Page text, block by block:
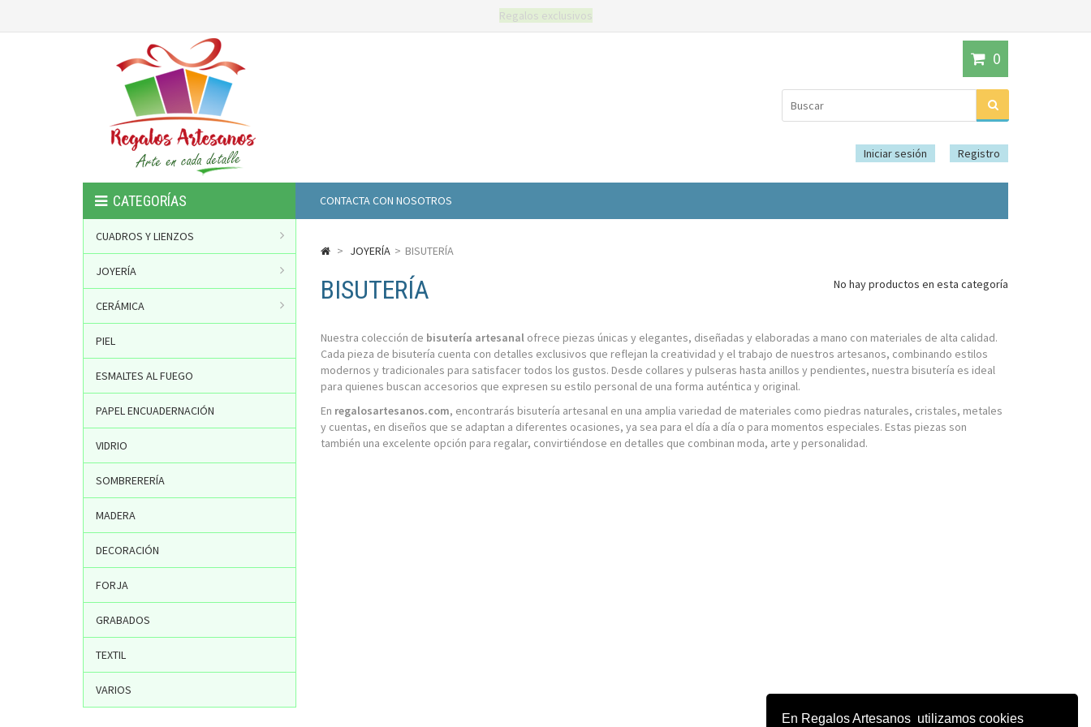
En Regalos Artesanos utilizamos cookies
Imágenes únicas y exclusivas de Regalosartesanos.com
0
Iniciar sesión Registro
CATEGORÍAS CONTACTA CON NOSOTROS
CUADROS Y LIENZOS
JOYERÍA
CERÁMICA
PIEL
ESMALTES AL FUEGO
PAPEL ENCUADERNACIÓN
VIDRIO
SOMBRERERÍA
MADERA
DECORACIÓN
FORJA
GRABADOS
TEXTIL
VARIOS
> JOYERÍA > BISUTERÍA
BISUTERÍA No hay productos en esta categoría
Nuestra colección de bisutería artesanalofrece piezas únicas y elegantes, diseñadas y elaboradas a mano con materiales de alta calidad.
Cada pieza de bisutería cuenta con detalles exclusivos que reflejan la creatividad y el trabajo de nuestros artesanos, combinando estilos
modernos y tradicionales para satisfacer todos los gustos. Desde collares y pulseras hasta anillos y pendientes, nuestra bisutería es ideal
para quienes buscan accesorios que expresen su estilo personal de una forma auténtica y original.
En regalosartesanos.com, encontrarás bisutería artesanal en una amplia variedad de materiales como piedras naturales, cristales, metales
y cuentas, en diseños que se adaptan a diferentes ocasiones, ya sea para el día a día o para momentos especiales. Estas piezas son
también una excelente opción para regalar, convirtiéndose en detalles que combinan moda, arte y personalidad.